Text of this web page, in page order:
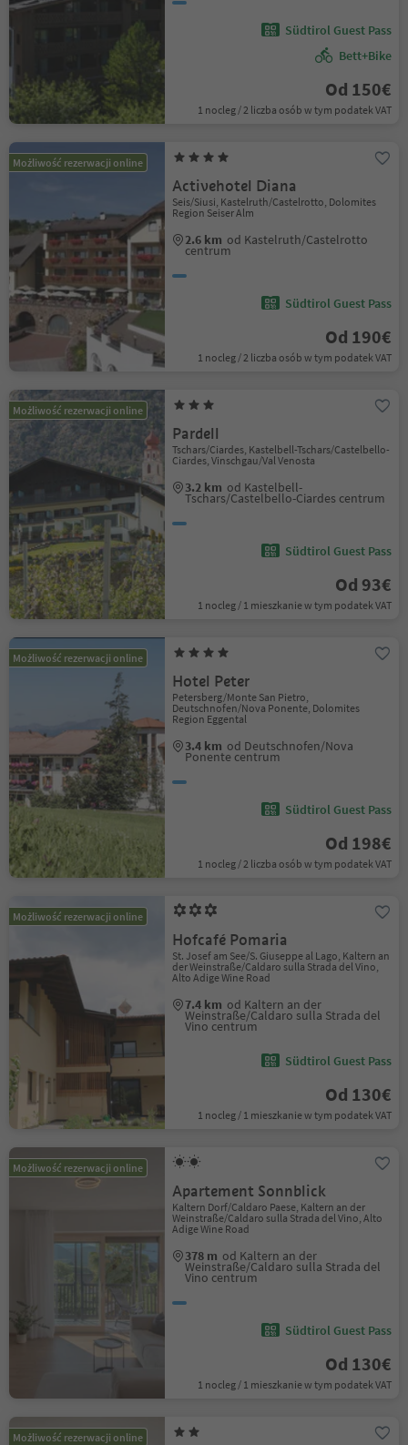
Südtirol Guest Pass
Bett+Bike
Od 150€
1 nocleg / 2 liczba osób w tym podatek VAT
Możliwość rezerwacji online
Activehotel Diana
Seis/Siusi, Kastelruth/Castelrotto, Dolomites
Region Seiser Alm
2.6 km od Kastelruth/Castelrotto
centrum
Südtirol Guest Pass
Od 190€
1 nocleg / 2 liczba osób w tym podatek VAT
Możliwość rezerwacji online
Pardell
Tschars/Ciardes, Kastelbell-Tschars/Castelbello-
Ciardes, Vinschgau/Val Venosta
3.2 km od Kastelbell-
Tschars/Castelbello-Ciardes centrum
Südtirol Guest Pass
Od 93€
1 nocleg / 1 mieszkanie w tym podatek VAT
Możliwość rezerwacji online
Hotel Peter
Petersberg/Monte San Pietro,
Deutschnofen/Nova Ponente, Dolomites
Region Eggental
3.4 km od Deutschnofen/Nova
Ponente centrum
Südtirol Guest Pass
Od 198€
1 nocleg / 2 liczba osób w tym podatek VAT
Możliwość rezerwacji online
Hofcafé Pomaria
St. Josef am See/S. Giuseppe al Lago, Kaltern an
der Weinstraße/Caldaro sulla Strada del Vino,
Alto Adige Wine Road
7.4 km od Kaltern an der
Weinstraße/Caldaro sulla Strada del
Vino centrum
Südtirol Guest Pass
Od 130€
1 nocleg / 1 mieszkanie w tym podatek VAT
Możliwość rezerwacji online
Apartement Sonnblick
Kaltern Dorf/Caldaro Paese, Kaltern an der
Weinstraße/Caldaro sulla Strada del Vino, Alto
Adige Wine Road
378 m od Kaltern an der
Weinstraße/Caldaro sulla Strada del
Vino centrum
Südtirol Guest Pass
Od 130€
1 nocleg / 1 mieszkanie w tym podatek VAT
Możliwość rezerwacji online